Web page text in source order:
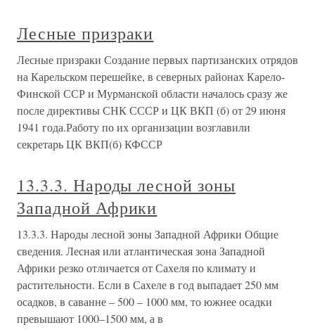
Лесные призраки
Лесные призраки Создание первых партизанских отрядов
на Карельском перешейке, в северных районах Карело-
Финской ССР и Мурманской области началось сразу же
после директивы СНК СССР и ЦК ВКП (б) от 29 июня
1941 года.Работу по их организации возглавили
секретарь ЦК ВКП(б) КФССР
13.3.3. Народы лесной зоны
Западной Африки
13.3.3. Народы лесной зоны Западной Африки Общие
сведения. Лесная или атлантическая зона Западной
Африки резко отличается от Сахеля по климату и
растительности. Если в Сахеле в год выпадает 250 мм
осадков, в саванне – 500 – 1000 мм, то южнее осадки
превышают 1000–1500 мм, а в